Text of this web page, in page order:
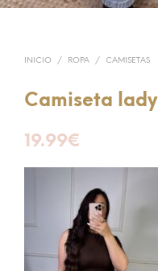
INICIO / ROPA / CAMISETAS
Camiseta lady
19.99€